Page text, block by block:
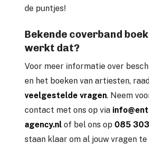
de puntjes!
Bekende coverband
werkt dat?
Voor meer informatie over
en het boeken van artiesten,
veelgestelde vragen. Neem
contact met ons op via
agency.nl of bel ons op 085
staan klaar om al jouw vragen te